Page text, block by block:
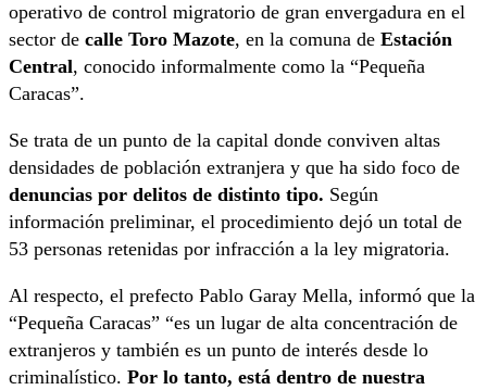
operativo de control migratorio de gran envergadura en el
sector de calle Toro Mazote, en la comuna de Estación
Central, conocido informalmente como la “Pequeña
Caracas”.
Se trata de un punto de la capital donde conviven altas
densidades de población extranjera y que ha sido foco de
denuncias por delitos de distinto tipo. Según
información preliminar, el procedimiento dejó un total de
53 personas retenidas por infracción a la ley migratoria.
Al respecto, el prefecto Pablo Garay Mella, informó que la
“Pequeña Caracas” “es un lugar de alta concentración de
extranjeros y también es un punto de interés desde lo
criminalístico. Por lo tanto, está dentro de nuestra